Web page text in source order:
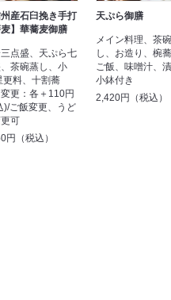
州産石臼挽き手打
】華蕎麦御膳
点盛、天ぷら七
、茶碗蒸し、小
更料、十割蕎
更：各＋110円
)/ご飯変更、うど
可
円（税込）
天ぷら御膳
メイン料理、茶
し、お造り、椀蕎
ご飯、味噌汁、漬
小鉢付き
2,420円（税込）